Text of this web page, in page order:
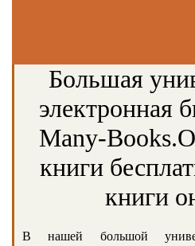
Большая
электронная
Many-
книги
книги
В нашей большой